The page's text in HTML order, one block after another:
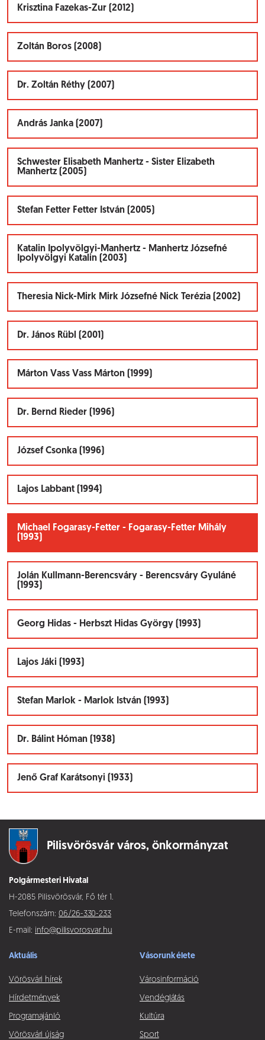
Krisztina Fazekas-Zur (2012)
Zoltán Boros (2008)
Dr. Zoltán Réthy (2007)
András Janka (2007)
Schwester Elisabeth Manhertz - Sister Elizabeth
Manhertz (2005)
Stefan Fetter Fetter István (2005)
Katalin Ipolyvölgyi-Manhertz - Manhertz Józsefné
Ipolyvölgyi Katalin (2003)
Theresia Nick-Mirk Mirk Józsefné Nick Terézia (2002)
Dr. János Rübl (2001)
Márton Vass Vass Márton (1999)
Dr. Bernd Rieder (1996)
József Csonka (1996)
Lajos Labbant (1994)
Michael Fogarasy-Fetter - Fogarasy-Fetter Mihály
(1993)
Jolán Kullmann-Berencsváry - Berencsváry Gyuláné
(1993)
Georg Hidas - Herbszt Hidas György (1993)
Lajos Jáki (1993)
Stefan Marlok - Marlok István (1993)
Dr. Bálint Hóman (1938)
Jenő Graf Karátsonyi (1933)
Pilisvörösvár város, önkormányzat
Polgármesteri Hivatal
H-2085 Pilisvörösvár, Fő tér 1.
Telefonszám: 06/26-330-233
E-mail: info@pilisvorosvar.hu
Aktuális
Vörösvári hírek
Hírdetmények
Programajánló
Vörösvári újság
Vásorunk élete
Városinformáció
Vendéglátás
Kultúra
Sport